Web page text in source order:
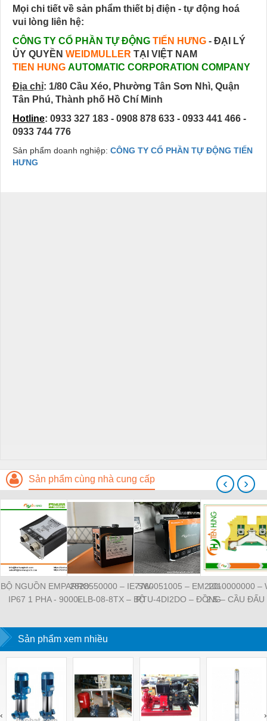
Mọi chi tiết về sản phẩm thiết bị điện - tự động hoá
vui lòng liên hệ:
CÔNG TY CỔ PHẦN TỰ ĐỘNG TIẾN HƯNG - ĐẠI LÝ
ỦY QUYỀN WEIDMULLER TẠI VIỆT NAM
TIEN HUNG AUTOMATIC CORPORATION COMPANY
Địa chỉ: 1/80 Cầu Xéo, Phường Tân Sơn Nhì, Quận
Tân Phú, Thành phố Hồ Chí Minh
Hotline: 0933 327 183 - 0908 878 633 - 0933 441 466 -
0933 744 776
Sản phẩm doanh nghiệp: CÔNG TY CỔ PHẦN TỰ ĐỘNG TIẾN
HƯNG
Sản phẩm cùng nhà cung cấp
BỘ NGUỒN EMPARRO
IP67 1 PHA - 9000-
EMPARRO IP67
POWER SUPPLY 1-
PHASE
2828550000 – IE-SW-
ELB-08-8TX – BỘ
RJ45 – WEIDMULLER
7760051005 – EM220-
RTU-4DI2DO – ĐỒNG
ĐO ĐIỆN ÁP –
1010000000 –
2.5 – CẦU ĐẤU
‹ ›
Sản phẩm xem nhiều
‹ ›